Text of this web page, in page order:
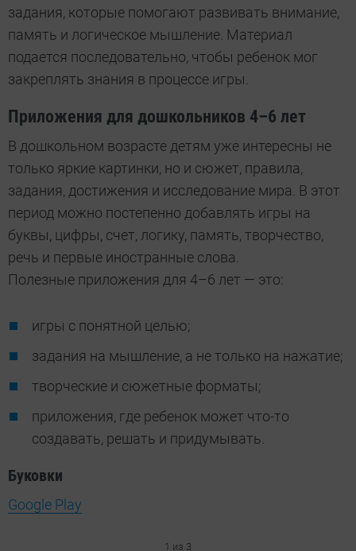
задания, которые помогают развивать внимание,
память и логическое мышление. Материал
подается последовательно, чтобы ребенок мог
закреплять знания в процессе игры.
Приложения для дошкольников 4–6 лет
В дошкольном возрасте детям уже интересны не
только яркие картинки, но и сюжет, правила,
задания, достижения и исследование мира. В этот
период можно постепенно добавлять игры на
буквы, цифры, счет, логику, память, творчество,
речь и первые иностранные слова.
Полезные приложения для 4–6 лет — это:
игры с понятной целью;
задания на мышление, а не только на нажатие;
творческие и сюжетные форматы;
приложения, где ребенок может что-то
создавать, решать и придумывать.
Буковки
Google Play
1 из 3